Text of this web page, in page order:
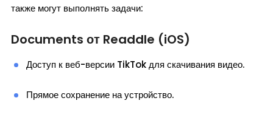
также могут выполнять задачи:
Documents от Readdle (iOS)
Доступ к веб-версии TikTok для скачивания видео.
Прямое сохранение на устройство.